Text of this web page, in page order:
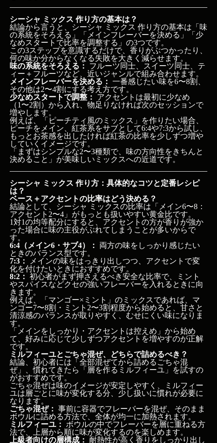
シーシャ ミックス 作り方の基本は？
結論から言うと、シーシャ ミックス 作り方の基本は「味
の系統をそろえる」「メインフレーバーを決める」「少
なめスタートで比率を調整する」の3つです。
この3ステップを意識するだけで、香りがぶつかったり、
何の味か分からなくなる失敗を大きく減らせます。
味の系統をそろえる：
フルーツ同士、スイーツ同士、テ
ィー＋フルーツなど、近いジャンルで組み合わせます。
メインフレーバーを決める： 一番感じたい味を6〜8割、
その他は2〜4割にする考え方です。
少なめスタートで調整：
アクセントは最初に少なめ
（1〜2割）から入れ、物足りなければ次のセッションで
増やします。
例えば、「ピーチティ風のミックス」を作りたい場合、
ピーチをメイン、紅茶系をサブとして6:4や7:3から試し、
もっとお茶感を出したければ紅茶の比率を少しずつ増や
していくイメージです。
「まずはシンプルな2〜3種類で、味の方向性をきちんと
決めること」が美味しいミックスへの近道です。
シーシャ ミックス 作り方：具体的なコツと定番レシピ
は？
ベース＋アクセントの比率はどう決める？
結論として、シーシャ ミックスの比率は「メイン6〜8：
アクセント2〜4」がもっとも扱いやすい黄金比です。
1対1の均等配分にすると、アクセントの方が香りが強か
った場合に味の主役がぶれてしまうことが多いからで
す。
6:4（メイン6・サブ4）：
両方の味をしっかり感じたい
ときのバランス型です。
7:3：
メインの味をはっきり出しつつ、アクセントで変
化を付けたいときにおすすめです。
8:2： 初心者がまず押さえるべき安全な比率で、ミント
やスパイスなどクセの強いフレーバーを入れるときに向
きます。
例えば、「マンゴー×ミント」のミックスであれば、マ
ンゴー7〜8割・ミント2〜3割程度から始めると、甘さと
清涼感のバランスが取りやすく、むせにくい味になりま
す。
「メインをしっかり・アクセントは控えめ」から始め
て、好みに応じて少しずつアクセントを増やすのが正解
です。
ミルフィーユとごちゃ混ぜ、どちらで詰めるべき？
結論、初心者には「全部混ぜてから詰めるごちゃ混
ぜ」、慣れてきたら「層を作るミルフィーユ」を試すの
がおすすめです。
ごちゃ混ぜは味のイメージが安定しやすく、ミルフィー
ユは層ごとに味が変化する分、少し扱いに慣れが必要に
なります。
ごちゃ混ぜ： 事前に容器でフレーバーを混ぜ、そのまま
ボウルに詰める方法で、全体が均一に加熱されます。
ミルフィーユ：
ボウルの中でフレーバーを層に重ねる方
法で、上層から順に味が変化するのを楽しめます。
上級者向けの層構成： 耐熱性が高く香りをしっかり出し
【この記事のポイント】
今日のおさらい：要点３つ
この記事の結論
シーシャ ミックス 作り方の基本は？
シーシャ ミックス 作り方：具体的なコツと定番レシ
ピは？